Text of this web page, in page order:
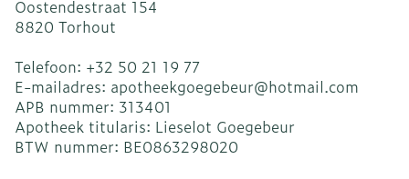
Oostendestraat 154
8820 Torhout
Telefoon: +32 50 21 19 77
E-mailadres: apotheekgoegebeur@hotmail.com
APB nummer: 313401
Apotheek titularis: Lieselot Goegebeur
BTW nummer: BE0863298020